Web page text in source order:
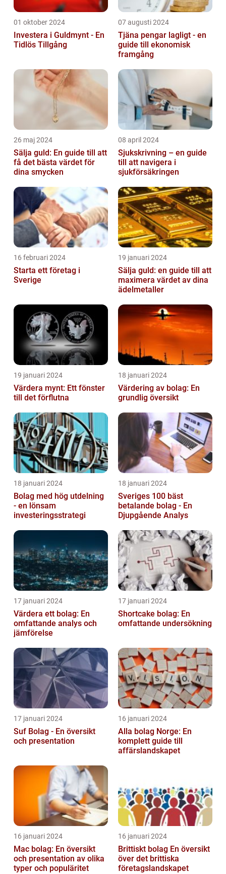
01 oktober 2024
Investera i Guldmynt - En
Tidlös Tillgång
07 augusti 2024
Tjäna pengar lagligt - en
guide till ekonomisk
framgång
26 maj 2024
Sälja guld: En guide till att
få det bästa värdet för
dina smycken
08 april 2024
Sjukskrivning – en guide
till att navigera i
sjukförsäkringen
16 februari 2024
Starta ett företag i
Sverige
19 januari 2024
Sälja guld: en guide till att
maximera värdet av dina
ädelmetaller
19 januari 2024
Värdera mynt: Ett fönster
till det förflutna
18 januari 2024
Värdering av bolag: En
grundlig översikt
18 januari 2024
Bolag med hög utdelning
- en lönsam
investeringsstrategi
18 januari 2024
Sveriges 100 bäst
betalande bolag - En
Djupgående Analys
17 januari 2024
Värdera ett bolag: En
omfattande analys och
jämförelse
17 januari 2024
Shortcake bolag: En
omfattande undersökning
17 januari 2024
Suf Bolag - En översikt
och presentation
16 januari 2024
Alla bolag Norge: En
komplett guide till
affärslandskapet
16 januari 2024
Mac bolag: En översikt
och presentation av olika
typer och populäritet
16 januari 2024
Brittiskt bolag En översikt
över det brittiska
företagslandskapet